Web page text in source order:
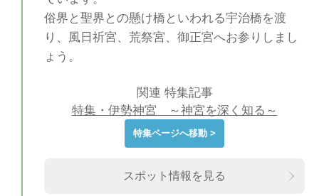
俗界と聖界との懸け橋といわれる宇治橋を渡
り、風日祈宮、荒祭宮、御正宮へお参りしまし
ょう。
関連 特集記事
特集・伊勢神宮 ～神宮を深く知る～
特集ページへ移動 >
スポット情報を見る